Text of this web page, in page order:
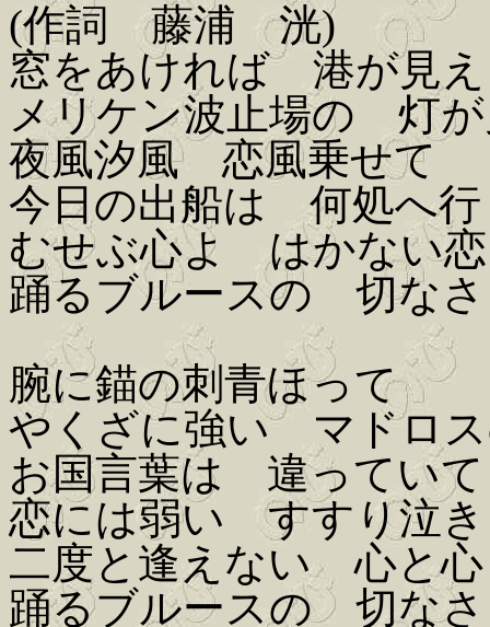
(作詞 藤浦 洸)
窓をあければ 港が見
メリケン波止場の 灯
夜風汐風 恋風乗せて
今日の出船は 何処へ行
むせぶ心よ はかない
踊るブルースの 切な
腕に錨の刺青ほって
やくざに強い マドロ
お国言葉は 違ってい
恋には弱い すすり泣き
二度と逢えない 心と心
踊るブルースの 切な